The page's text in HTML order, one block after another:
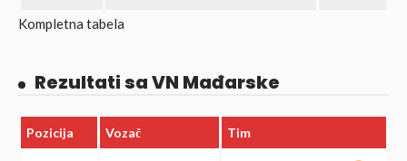
Kompletna tabela
Rezultati sa VN Mađarske
Pozicija Vozač Tim